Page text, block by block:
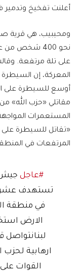
أعلنت تفخيخ
ومحيبيب، هي قرية
نحو 400 شخص
على تلة مرتفعة.
المعركة، إن
أوسع للسيطرة على
مقاتلي «حزب الله»
المستعمرات
«تقاتل للسيطرة على
المرتفعات في
#عاجل جيش
تستهدف
في منطقة
الارض
ارهابية
القوات